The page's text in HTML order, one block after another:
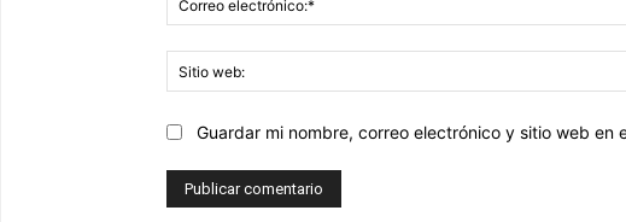
Guardar mi nombre, correo electrónico y sitio web